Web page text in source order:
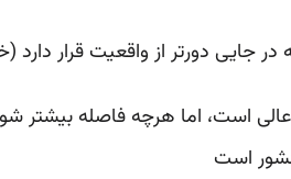
جایی دورتر از واقعیت قرار دارد
است